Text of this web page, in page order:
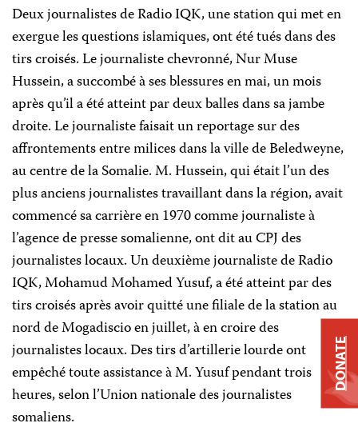
Deux journalistes de Radio IQK, une station qui met en
exergue les questions islamiques, ont été tués dans des
tirs croisés. Le journaliste chevronné, Nur Muse
Hussein, a succombé à ses blessures en mai, un mois
après qu’il a été atteint par deux balles dans sa jambe
droite. Le journaliste faisait un reportage sur des
affrontements entre milices dans la ville de Beledweyne,
au centre de la Somalie. M. Hussein, qui était l’un des
plus anciens journalistes travaillant dans la région, avait
commencé sa carrière en 1970 comme journaliste à
l’agence de presse somalienne, ont dit au CPJ des
journalistes locaux. Un deuxième journaliste de Radio
IQK, Mohamud Mohamed Yusuf, a été atteint par des
tirs croisés après avoir quitté une filiale de la station au
nord de Mogadiscio en juillet, à en croire des
journalistes locaux. Des tirs d’artillerie lourde ont
empêché toute assistance à M. Yusuf pendant trois
heures, selon l’Union nationale des journalistes
somaliens.
DONATE